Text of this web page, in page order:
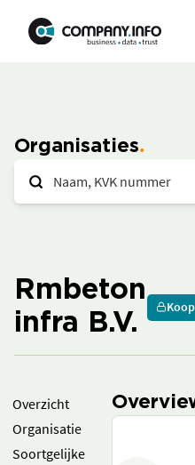
Organisaties
Rmbeton
infra B.V.
Overzicht
Organisatie
Soortgelijke